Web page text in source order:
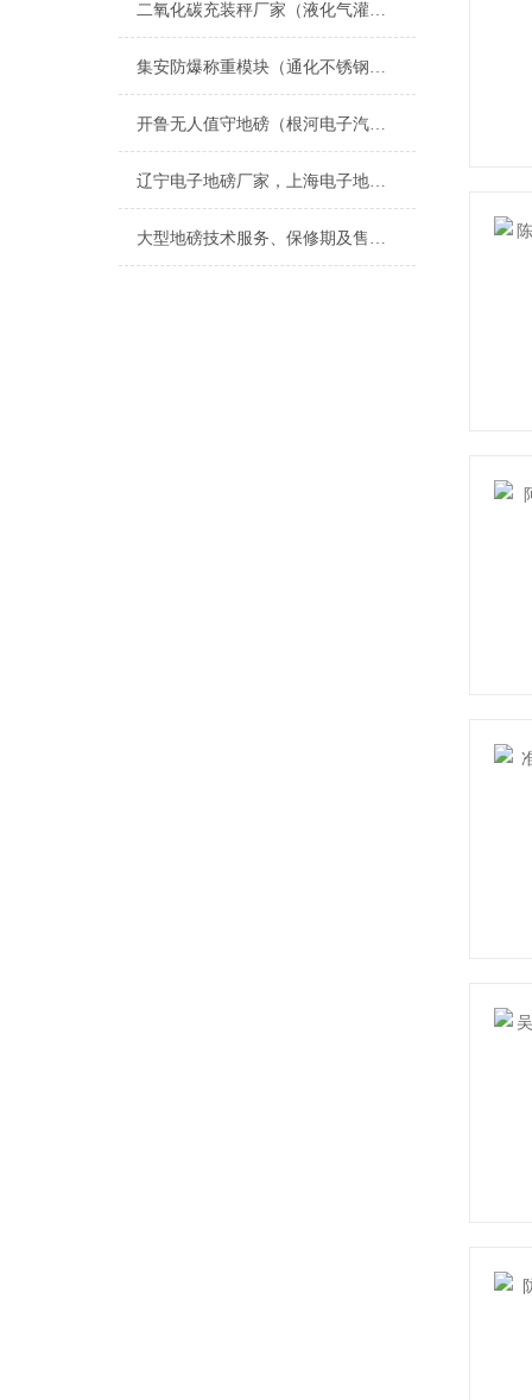
二氧化碳充装秤厂家（液化气灌装秤价格
集安防爆称重模块（通化不锈钢反应釜称重模块）辽源5吨反应釜称重模块维修
开鲁无人值守地磅（根河电子汽车衡）哈巴河防爆秤维修
辽宁电子地磅厂家，上海电子地磅厂家；黑龙江电子地磅厂家；吉林电子地磅厂家；青海电子地磅厂家
大型地磅技术服务、保修期及售后服务承诺